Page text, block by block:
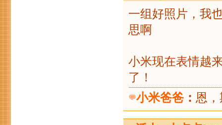
一组好照片，我
思啊
小米现在表情越
小米爸爸： 恩